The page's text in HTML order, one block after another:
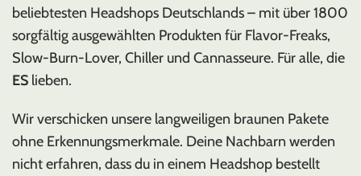
beliebtesten Headshops Deutschlands – mit über 1800
sorgfältig ausgewählten Produkten für Flavor-Freaks,
Slow-Burn-Lover, Chiller und Cannasseure. Für alle, die
ES lieben.
Wir verschicken unsere langweiligen braunen Pakete
ohne Erkennungsmerkmale. Deine Nachbarn werden
nicht erfahren, dass du in einem Headshop bestellt